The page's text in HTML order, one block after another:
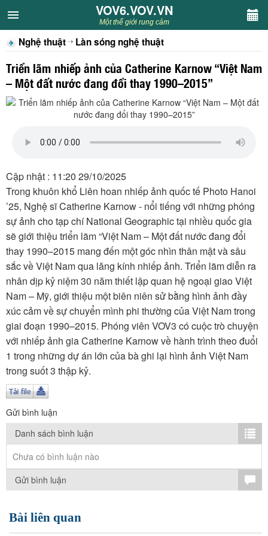
VOV6.VOV.VN
CHUYÊN MỤC
Khách VOV6
Văn học
Nghệ thuật
Thiếu nhi
Kết nối VOV6
TÌM KIẾM
Vận hành bởi QI Corp
VOV6.VOV.VN
Một thế giới rung cảm
Nghệ thuật Làn sóng nghệ thuật
Triển lãm nhiếp ảnh của Catherine Karnow “Việt Nam
– Một đất nước đang đổi thay 1990–2015”
Cập nhật : 11:20 29/10/2025
Trong khuôn khổ Liên hoan nhiếp ảnh quốc tế Photo Hanoi
’25, Nghệ sĩ Catherine Karnow - nổi tiếng với những phóng
sự ảnh cho tạp chí National Geographic tại nhiều quốc gia
sẽ giới thiệu triển lãm “Việt Nam – Một đất nước đang đổi
thay 1990–2015 mang đến một góc nhìn thân mật và sâu
sắc về Việt Nam qua lăng kính nhiếp ảnh. Triển lãm diễn ra
nhân dịp kỷ niệm 30 năm thiết lập quan hệ ngoại giao Việt
Nam – Mỹ, giới thiệu một biên niên sử bằng hình ảnh đầy
xúc cảm về sự chuyển mình phi thường của Việt Nam trong
giai đoạn 1990–2015. Phóng viên VOV3 có cuộc trò chuyện
với nhiếp ảnh gia Catherine Karnow về hành trình theo đuổi
1 trong những dự án lớn của bà ghi lại hình ảnh Việt Nam
trong suốt 3 thập kỷ.
Gửi bình luận
Danh sách bình luận
Chưa có bình luận nào
Gửi bình luận
Bài liên quan